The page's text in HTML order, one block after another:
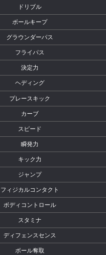
ドリブル
ボールキープ
グラウンダーパス
フライパス
決定力
ヘディング
プレースキック
カーブ
スピード
瞬発力
キック力
ジャンプ
フィジカルコンタクト
ボディコントロール
スタミナ
ディフェンスセンス
ボール奪取